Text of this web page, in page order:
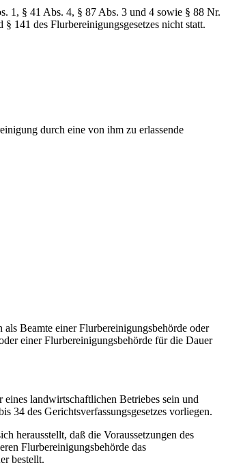
1, § 41 Abs. 4, § 87 Abs. 3 und 4 sowie § 88 Nr.
141 des Flurbereinigungsgesetzes nicht statt.
durch eine von ihm zu erlassende
Beamte einer Flurbereinigungsbehörde oder
einer Flurbereinigungsbehörde für die Dauer
landwirtschaftlichen Betriebes sein und
34 des Gerichtsverfassungsgesetzes vorliegen.
herausstellt, daß die Voraussetzungen des
Flurbereinigungsbehörde das
bestellt.